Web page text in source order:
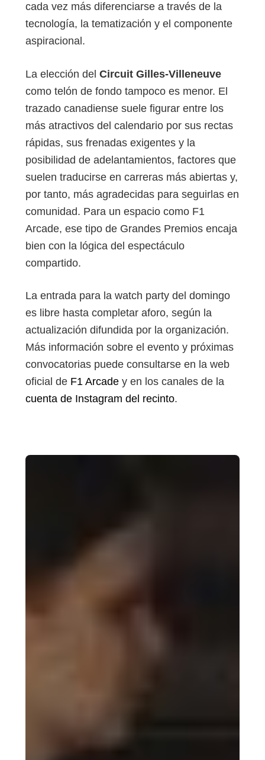
cada vez más diferenciarse a través de la
tecnología, la tematización y el componente
aspiracional.
La elección del Circuit Gilles-Villeneuve
como telón de fondo tampoco es menor. El
trazado canadiense suele figurar entre los
más atractivos del calendario por sus rectas
rápidas, sus frenadas exigentes y la
posibilidad de adelantamientos, factores que
suelen traducirse en carreras más abiertas y,
por tanto, más agradecidas para seguirlas en
comunidad. Para un espacio como F1
Arcade, ese tipo de Grandes Premios encaja
bien con la lógica del espectáculo
compartido.
La entrada para la watch party del domingo
es libre hasta completar aforo, según la
actualización difundida por la organización.
Más información sobre el evento y próximas
convocatorias puede consultarse en la web
oficial de F1 Arcade y en los canales de la
cuenta de Instagram del recinto.